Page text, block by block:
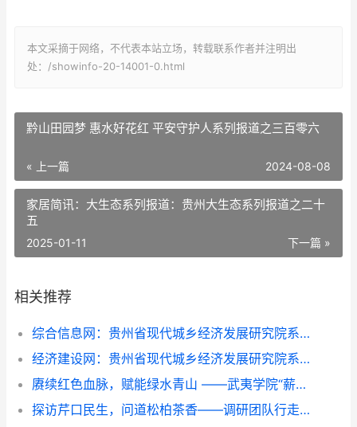
本文采摘于网络，不代表本站立场，转载联系作者并注明出
处：/showinfo-20-14001-0.html
黔山田园梦 惠水好花红 平安守护人系列报道之三百零六
« 上一篇 2024-08-08
家居简讯：大生态系列报道：贵州大生态系列报道之二十
五​​​​​​​​​​​​​​​​​​​​​​​​​​​​​​​​​​​
下一篇 »
2025-01-11
相关推荐
综合信息网：贵州省现代城乡经济发展研究院系列报道之一
经济建设网：贵州省现代城乡经济发展研究院系列报道之一
赓续红色血脉，赋能绿水青山 ——武夷学院“薪火青绿”实践团队深入金坑乡调研红绿融合发展
探访芹口民生，问道松柏茶香——调研团队行走环带看振兴